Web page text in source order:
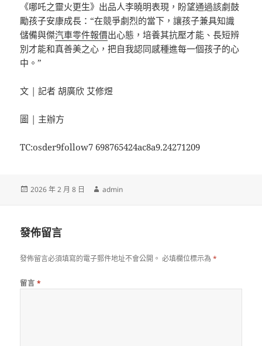
《哪吒之靈火更生》出品人李曉明表現，盼望通過該劇鼓
勵孩子安康成長：“在競爭劇烈的當下，讓孩子兼具知識
儲備與傑汽車零件報價出心態，培養其抗壓才能、長短辨
別才能和真善美之心，把自我認同感種進每一個孩子的心
中。”
文 | 記者 胡廣欣 艾修煜
圖 | 主辦方
TC:osder9follow7 698765424ac8a9.24271209
發
2026 年 2 月 8 日
作
admin
發佈留言
發佈留言必須填寫的電子郵件地址不會公開。 必填欄位標示為*
留言 *